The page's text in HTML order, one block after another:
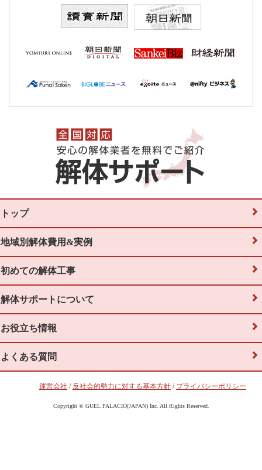
トップ
地域別解体費用&実例
初めての解体工事
解体サポートについて
お役立ち情報
よくある質問
運営会社 / 反社会的勢力に対する基本方針 / プライバシーポリシー
Copyright © GUEL PALACIO(JAPAN) Inc. All Rights Reserved.